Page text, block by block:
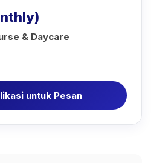
& Daycare
untuk Pesan